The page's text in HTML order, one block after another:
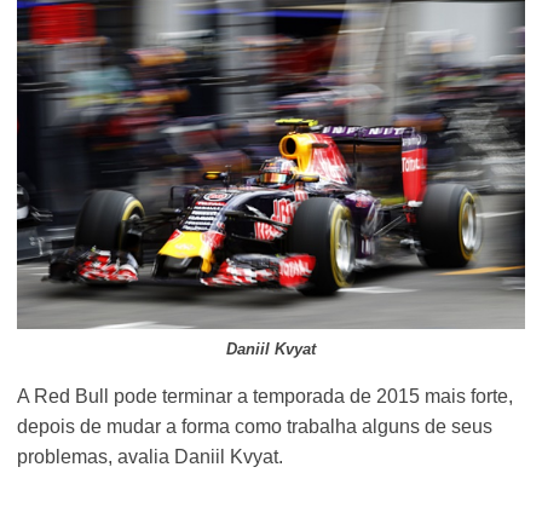
Daniil Kvyat
A Red Bull pode terminar a temporada de 2015 mais forte,
depois de mudar a forma como trabalha alguns de seus
problemas, avalia Daniil Kvyat.